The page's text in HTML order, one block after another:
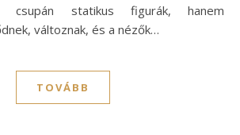
csupán statikus figurák, hanem
változnak, és a nézők…
TOVÁBB